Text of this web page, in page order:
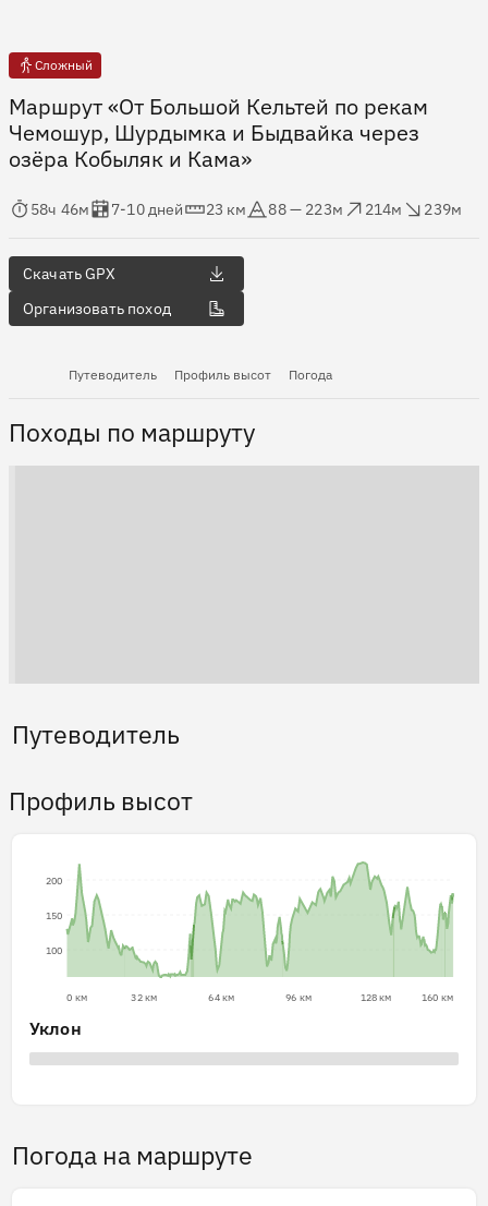
Сложный
Маршрут «От Большой Кельтей по рекам
Чемошур, Шурдымка и Быдвайка через
озёра Кобыляк и Кама»
в пути
58ч 46м
Оценка в днях
7-10 дней
Дистанция
23 км
Абсолютная высота
88 — 223м
214м
239м
Скачать GPX
Организовать поход
Путеводитель Профиль высот Погода
Походы по маршруту
Путеводитель
Профиль высот
100
150
200
0 км 32 км 64 км 96 км 128 км 160 км
Уклон
Погода на маршруте